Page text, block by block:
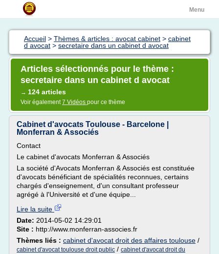
Menu
Accueil > Thèmes & articles : avocat cabinet > cabinet
d avocat > secretaire dans un cabinet d avocat
Articles sélectionnés pour le thème :
secretaire dans un cabinet d avocat
→ 124 articles
Voir également7 Vidéos pour ce thème
Cabinet d'avocats Toulouse - Barcelone |
Monferran & Associés
Contact
Le cabinet d'avocats Monferran & Associés
La société d'Avocats Monferran & Associés est constituée
d'avocats bénéficiant de spécialités reconnues, certains
chargés d'enseignement, d'un consultant professeur
agrégé à l'Université et d'une équipe...
Lire la suite
Date: 2014-05-02 14:29:01
Site : http://www.monferran-associes.fr
Thèmes liés : cabinet d'avocat droit des affaires toulouse /
cabinet d'avocat toulouse droit public / cabinet d'avocat droit du